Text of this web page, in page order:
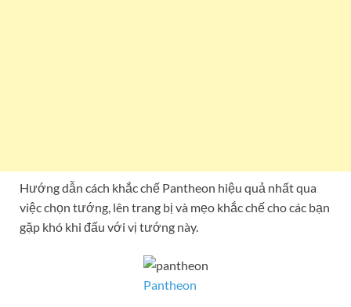
Hướng dẫn cách khắc chế Pantheon hiệu quả nhất qua
việc chọn tướng, lên trang bị và mẹo khắc chế cho các bạn
gặp khó khi đấu với vị tướng này.
Pantheon